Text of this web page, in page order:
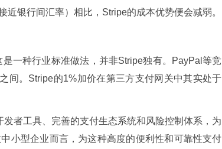
银行间汇率）相比，Stripe的成本优势便会减弱。
一种行业标准做法，并非Stripe独有。PayPal等竞
间。Stripe的1%加价在第三方支付网关中其实处于
者工具、完善的支付生态系统和风险控制体系，为
小型企业而言，为这种高度的便利性和可靠性支付